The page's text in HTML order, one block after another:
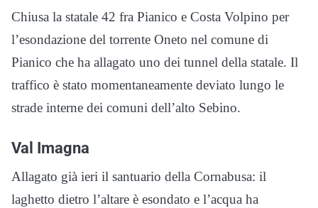
Chiusa la statale 42 fra Pianico e Costa Volpino per
l’esondazione del torrente Oneto nel comune di
Pianico che ha allagato uno dei tunnel della statale. Il
traffico è stato momentaneamente deviato lungo le
strade interne dei comuni dell’alto Sebino.
Val Imagna
Allagato già ieri il santuario della Cornabusa: il
laghetto dietro l’altare è esondato e l’acqua ha